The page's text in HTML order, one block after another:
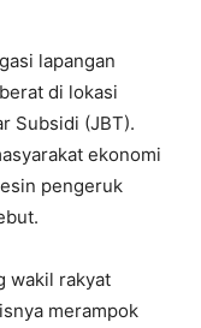
lapangan
di lokasi
Subsidi (JBT).
ekonomi
pengeruk
wakil rakyat
merampok